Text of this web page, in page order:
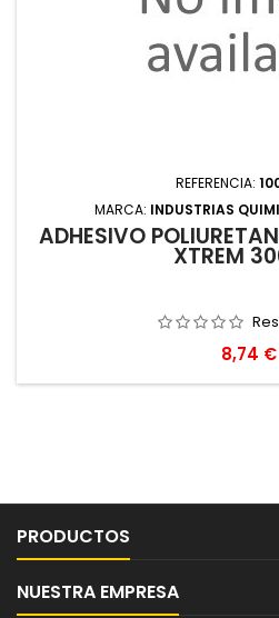
REFERENCIA:
MARCA: INDUSTRIAS
ADHESIVO
XTREM
Precio
8,74 €
PRODUCTOS
NUESTRA EMPRESA